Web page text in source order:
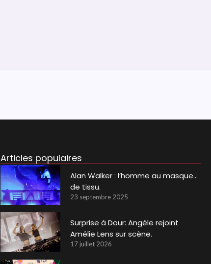
Articles populaires
Alan Walker : l’homme au masque…
de tissu.
23 septembre 2025
Surprise à Dour: Angèle rejoint
Amélie Lens sur scène.
17 juillet 2026